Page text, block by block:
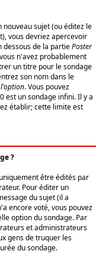
nouveau sujet (ou éditez le
vous devriez apercevoir
dessous de la partiePoster
n'avez probablement
un titre pour le sondage
son nom dans le
. Vous pouvez
est un sondage infini. Il y a
établir; cette limite est
?
être édités par
Pour éditer un
du sujet (il a
encore voté, vous pouvez
option du sondage. Par
et administrateurs
gens de truquer les
du sondage.